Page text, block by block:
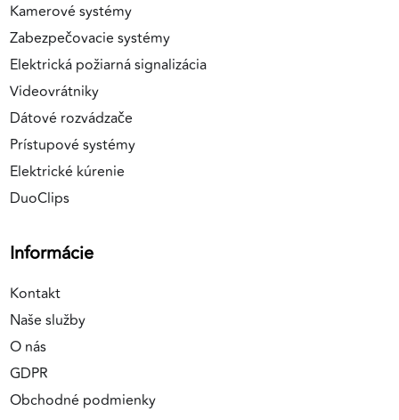
Kamerové systémy
Zabezpečovacie systémy
Elektrická požiarná signalizácia
Videovrátniky
Dátové rozvádzače
Prístupové systémy
Elektrické kúrenie
DuoClips
Informácie
Kontakt
Naše služby
O nás
GDPR
Obchodné podmienky